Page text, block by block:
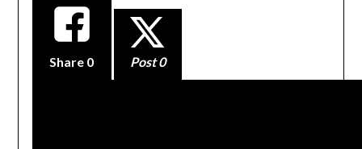
Share 0 Post 0